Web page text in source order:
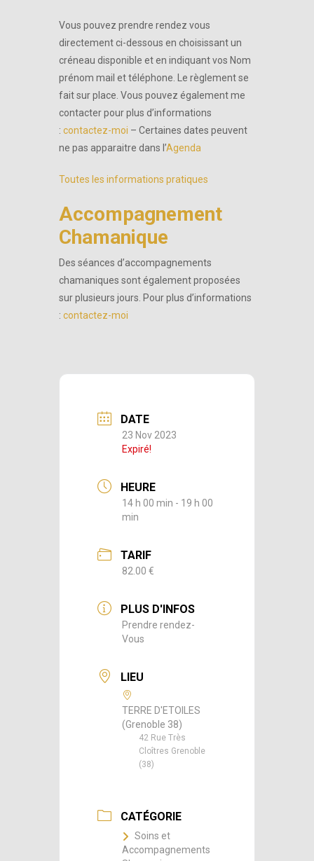
Vous pouvez prendre rendez vous
directement ci-dessous en choisissant un
créneau disponible et en indiquant vos Nom
prénom mail et téléphone. Le règlement se
fait sur place. Vous pouvez également me
contacter pour plus d’informations
: contactez-moi – Certaines dates peuvent
ne pas apparaitre dans l’Agenda
Toutes les informations pratiques
Accompagnement
Chamanique
Des séances d’accompagnements
chamaniques sont également proposées
sur plusieurs jours. Pour plus d’informations
: contactez-moi
DATE
23 Nov 2023
Expiré!
HEURE
14 h 00 min - 19 h 00
min
TARIF
82.00 €
PLUS D'INFOS
Prendre rendez-
Vous
LIEU
TERRE D'ETOILES
(Grenoble 38)
42 Rue Très
Cloîtres Grenoble
(38)
CATÉGORIE
Soins et
Accompagnements